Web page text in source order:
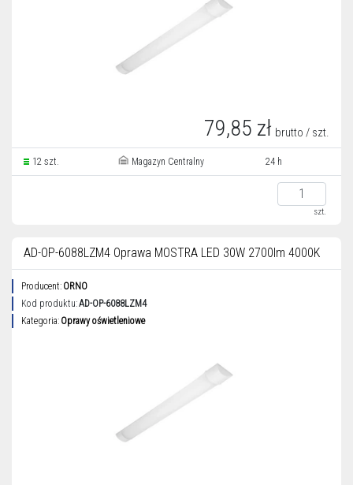
79,85 zł brutto / szt.
12 szt. Magazyn Centralny 24 h
szt.
AD-OP-6088LZM4 Oprawa MOSTRA LED 30W 2700lm 4000K
Producent: ORNO
Kod produktu:AD-OP-6088LZM4
Kategoria: Oprawy oświetleniowe